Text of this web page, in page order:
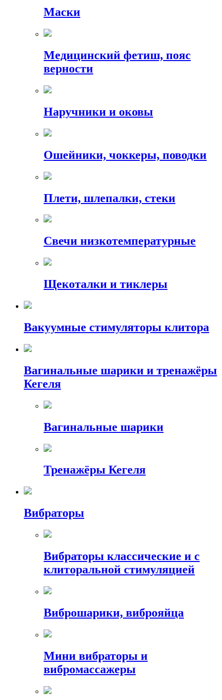
Маски
Медицинский фетиш, пояс
верности
Наручники и оковы
Ошейники, чоккеры, поводки
Плети, шлепалки, стеки
Свечи низкотемпературные
Щекоталки и тиклеры
Вакуумные стимуляторы клитора
Вагинальные шарики и тренажёры
Кегеля
Вагинальные шарики
Тренажёры Кегеля
Вибраторы
Вибраторы классические и с
клиторальной стимуляцией
Виброшарики, виброяйца
Мини вибраторы и
вибромассажеры